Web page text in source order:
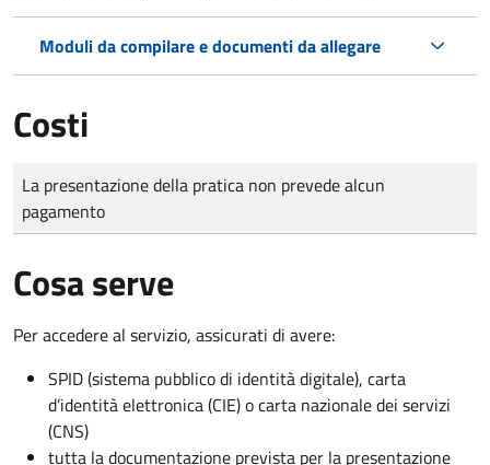
Moduli da compilare e documenti da allegare
Costi
Tipo di pagamento
Importo
La presentazione della pratica non prevede alcun
pagamento
Cosa serve
Per accedere al servizio, assicurati di avere:
SPID (sistema pubblico di identità digitale), carta
d’identità elettronica (CIE) o carta nazionale dei servizi
(CNS)
tutta la documentazione prevista per la presentazione